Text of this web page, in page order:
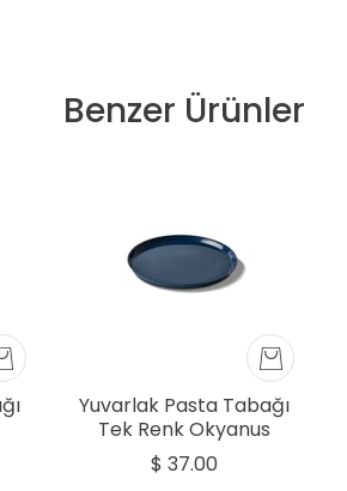
Benzer Ürünler
Yuvarlak Pasta Tabağı
Tek Renk Okyanus
$ 37.00